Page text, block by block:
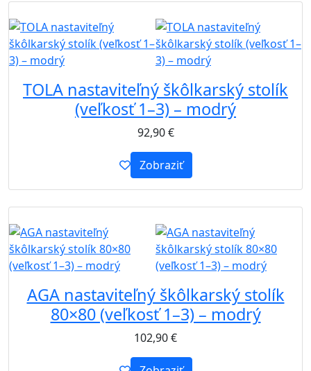
TOLA nastaviteľný škôlkarský stolík
(veľkosť 1–3) – modrý
92,90€
Zobraziť
AGA nastaviteľný škôlkarský stolík
80×80 (veľkosť 1–3) – modrý
102,90€